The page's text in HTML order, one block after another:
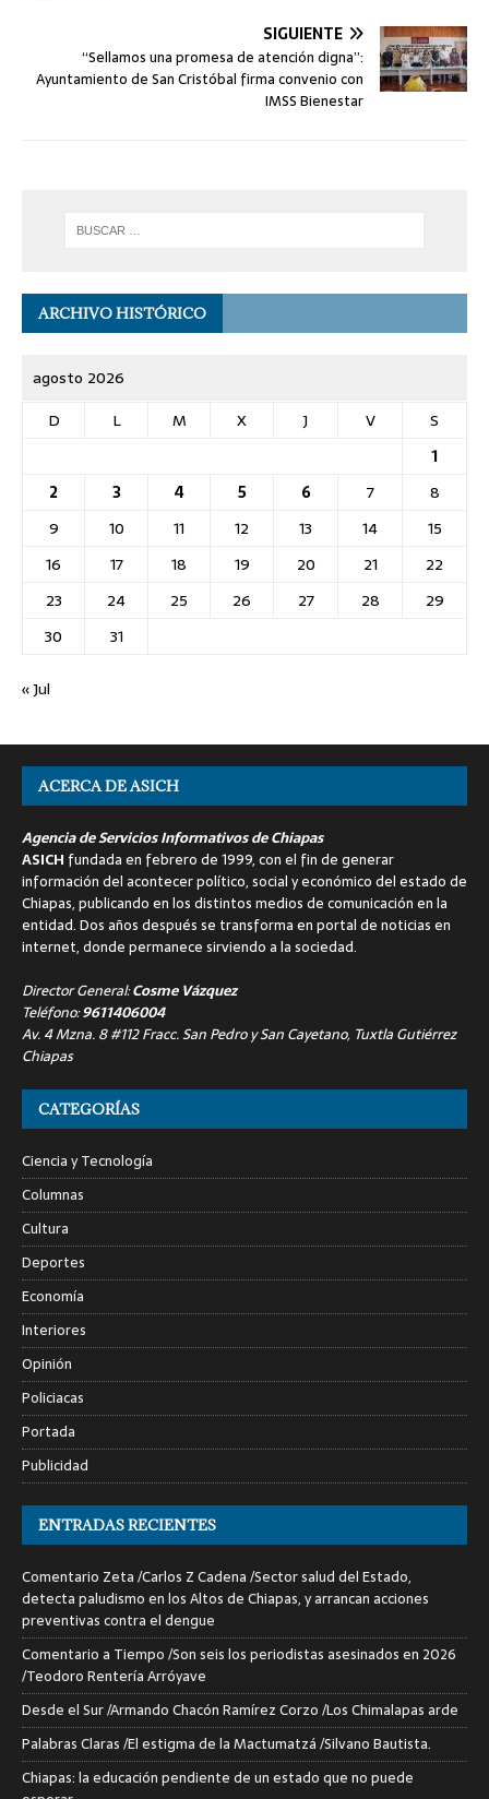
SIGUIENTE
“Sellamos una promesa de atención digna”:
Ayuntamiento de San Cristóbal firma convenio con
IMSS Bienestar
ARCHIVO HISTÓRICO
agosto 2026
D
L M X J V
S
1
2
3 4 5 6 7
8
9
10 11 12 13 14
15
16
17 18 19 20 21
22
23
24 25 26 27 28
29
30
31
« Jul
ACERCA DE ASICH
Agencia de Servicios Informativos de Chiapas
ASICH fundada en febrero de 1999, con el fin de generar
información del acontecer político, social y económico del estado de
Chiapas, publicando en los distintos medios de comunicación en la
entidad. Dos años después se transforma en portal de noticias en
internet, donde permanece sirviendo a la sociedad.
Director General:Cosme Vázquez
Teléfono:9611406004
Av. 4 Mzna. 8 #112 Fracc. San Pedro y San Cayetano, Tuxtla Gutiérrez
Chiapas
CATEGORÍAS
Ciencia y Tecnología
Columnas
Cultura
Deportes
Economía
Interiores
Opinión
Policiacas
Portada
Publicidad
ENTRADAS RECIENTES
Comentario Zeta /Carlos Z Cadena /Sector salud del Estado,
detecta paludismo en los Altos de Chiapas, y arrancan acciones
preventivas contra el dengue
Comentario a Tiempo /Son seis los periodistas asesinados en 2026
/Teodoro Rentería Arróyave
Desde el Sur /Armando Chacón Ramírez Corzo /Los Chimalapas arde
Palabras Claras /El estigma de la Mactumatzá /Silvano Bautista.
Chiapas: la educación pendiente de un estado que no puede